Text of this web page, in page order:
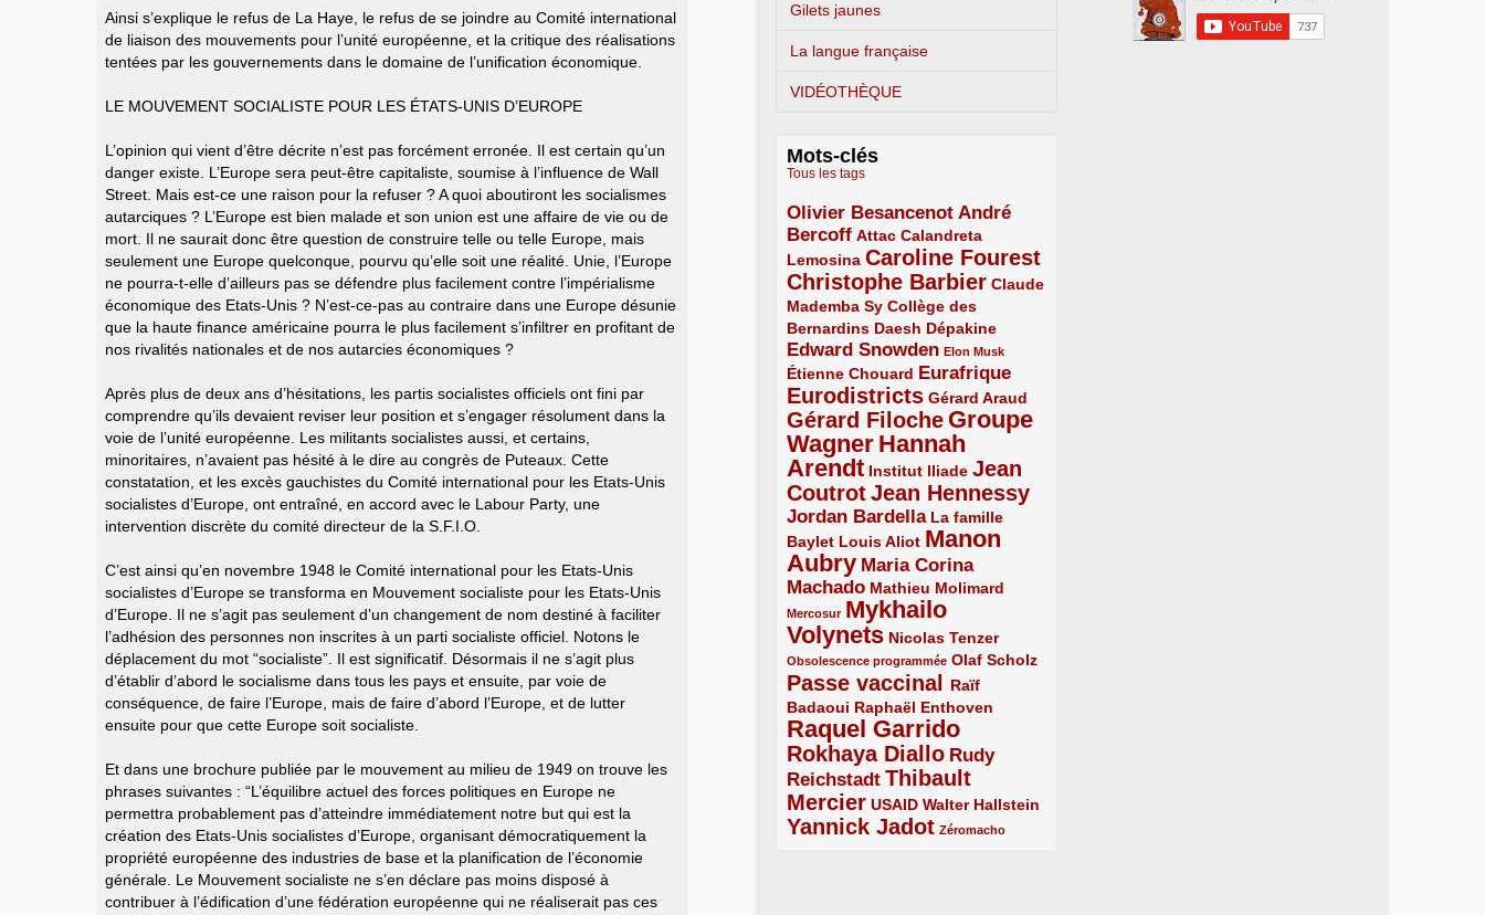
Ainsi s’explique le refus de La Haye, le refus de se joindre au Comité international
de liaison des mouvements pour l’unité européenne, et la critique des réalisations
tentées par les gouvernements dans le domaine de l’unification économique.
LE MOUVEMENT SOCIALISTE POUR LES ÉTATS-UNIS D’EUROPE
L’opinion qui vient d’être décrite n’est pas forcément erronée. Il est certain qu’un
danger existe. L’Europe sera peut-être capitaliste, soumise à l’influence de Wall
Street. Mais est-ce une raison pour la refuser ? A quoi aboutiront les socialismes
autarciques ? L’Europe est bien malade et son union est une affaire de vie ou de
mort. Il ne saurait donc être question de construire telle ou telle Europe, mais
seulement une Europe quelconque, pourvu qu’elle soit une réalité. Unie, l’Europe
ne pourra-t-elle d’ailleurs pas se défendre plus facilement contre l’impérialisme
économique des Etats-Unis ? N’est-ce-pas au contraire dans une Europe désunie
que la haute finance américaine pourra le plus facilement s’infiltrer en profitant de
nos rivalités nationales et de nos autarcies économiques ?
Après plus de deux ans d’hésitations, les partis socialistes officiels ont fini par
comprendre qu’ils devaient reviser leur position et s’engager résolument dans la
voie de l’unité européenne. Les militants socialistes aussi, et certains,
minoritaires, n’avaient pas hésité à le dire au congrès de Puteaux. Cette
constatation, et les excès gauchistes du Comité international pour les Etats-Unis
socialistes d’Europe, ont entraîné, en accord avec le Labour Party, une
intervention discrète du comité directeur de la S.F.I.O.
C’est ainsi qu’en novembre 1948 le Comité international pour les Etats-Unis
socialistes d’Europe se transforma en Mouvement socialiste pour les Etats-Unis
d’Europe. Il ne s’agit pas seulement d’un changement de nom destiné à faciliter
l’adhésion des personnes non inscrites à un parti socialiste officiel. Notons le
déplacement du mot “socialiste”. Il est significatif. Désormais il ne s’agit plus
d’établir d’abord le socialisme dans tous les pays et ensuite, par voie de
conséquence, de faire l’Europe, mais de faire d’abord l’Europe, et de lutter
ensuite pour que cette Europe soit socialiste.
Et dans une brochure publiée par le mouvement au milieu de 1949 on trouve les
phrases suivantes : “L’équilibre actuel des forces politiques en Europe ne
permettra probablement pas d’atteindre immédiatement notre but qui est la
création des Etats-Unis socialistes d’Europe, organisant démocratiquement la
propriété européenne des industries de base et la planification de l’économie
générale. Le Mouvement socialiste ne s’en déclare pas moins disposé à
contribuer à l’édification d’une fédération européenne qui ne réaliserait pas ces
Gilets jaunes
La langue française
VIDÉOTHÈQUE
Mots-clés
Tous les tags
Olivier Besancenot
3/5
André
Bercoff
3/5 Attac
2/5
Calandreta
Lemosina
2/5 Caroline Fourest
4/5
Christophe Barbier
4/5
Claude
Mademba Sy
2/5
Collège des
Bernardins
2/5 Daesh
2/5 Dépakine
2/5
Edward Snowden
3/5 Elon Musk
1/5
Étienne Chouard
2/5 Eurafrique
3/5
Eurodistricts
4/5 Gérard Araud
2/5
Gérard Filoche
4/5
Groupe
Wagner
5/5
Hannah
Arendt
5/5 Institut Iliade
2/5
Jean
Coutrot
4/5 Jean Hennessy
4/5
Jordan Bardella
3/5
La famille
Baylet
2/5 Louis Aliot
2/5
Manon
Aubry
5/5
Maria Corina
Machado
3/5 Mathieu Molimard
2/5
Mercosur
1/5
Mykhailo
Volynets
5/5 Nicolas Tenzer
2/5
Obsolescence programmée
1/5 Olaf Scholz
2/5
Passe vaccinal
4/5
Raïf
Badaoui
2/5 Raphaël Enthoven
2/5
Raquel Garrido
5/5
Rokhaya Diallo
4/5
Rudy
Reichstadt
3/5
Thibault
Mercier
4/5 USAID
2/5 Walter Hallstein
2/5
Yannick Jadot
4/5 Zéromacho
1/5